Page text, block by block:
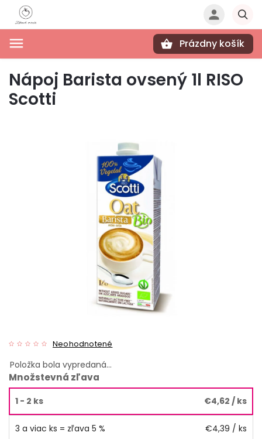
Prázdny košík
Nápoj Barista ovsený 1l RISO
Scotti
Neohodnotené
Položka bola vypredaná…
Množstevná zľava
1 - 2 ks €4,62 / ks
3 a viac ks = zľava 5 % €4,39 / ks